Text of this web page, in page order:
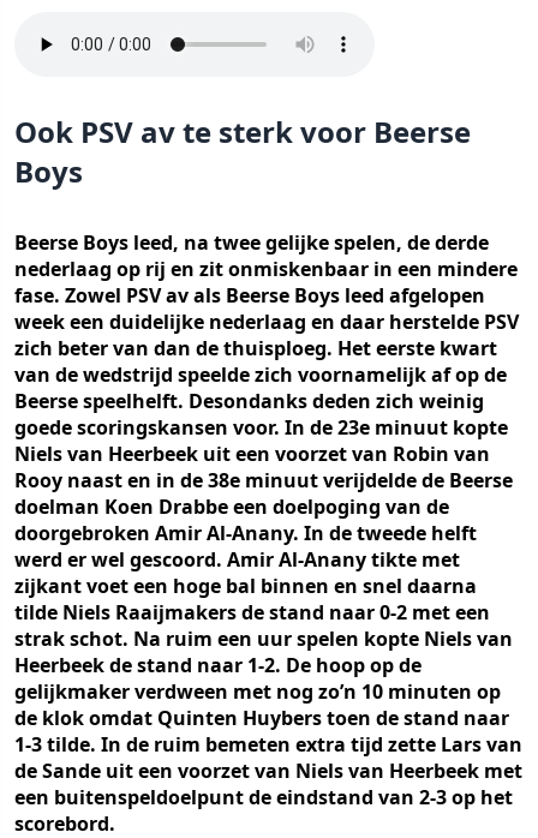
Ook PSV av te sterk voor Beerse
Boys
Beerse Boys leed, na twee gelijke spelen, de derde
nederlaag op rij en zit onmiskenbaar in een mindere
fase. Zowel PSV av als Beerse Boys leed afgelopen
week een duidelijke nederlaag en daar herstelde PSV
zich beter van dan de thuisploeg. Het eerste kwart
van de wedstrijd speelde zich voornamelijk af op de
Beerse speelhelft. Desondanks deden zich weinig
goede scoringskansen voor. In de 23e minuut kopte
Niels van Heerbeek uit een voorzet van Robin van
Rooy naast en in de 38e minuut verijdelde de Beerse
doelman Koen Drabbe een doelpoging van de
doorgebroken Amir Al-Anany. In de tweede helft
werd er wel gescoord. Amir Al-Anany tikte met
zijkant voet een hoge bal binnen en snel daarna
tilde Niels Raaijmakers de stand naar 0-2 met een
strak schot. Na ruim een uur spelen kopte Niels van
Heerbeek de stand naar 1-2. De hoop op de
gelijkmaker verdween met nog zo’n 10 minuten op
de klok omdat Quinten Huybers toen de stand naar
1-3 tilde. In de ruim bemeten extra tijd zette Lars van
de Sande uit een voorzet van Niels van Heerbeek met
een buitenspeldoelpunt de eindstand van 2-3 op het
scorebord.